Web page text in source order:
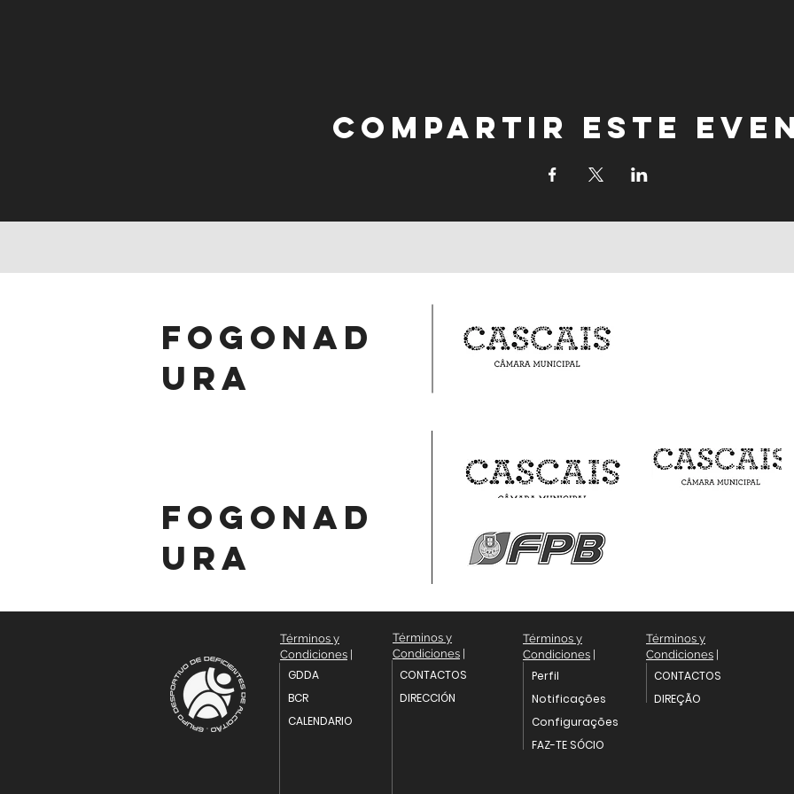
Compartir este
fogonad
ura
fogonad
ura
GDDA
BCR
CALENDARIO
CONTACTOS
DIRECCIÓN
Términos y
Condiciones
Términos y
Condiciones
Términos y
Condiciones
Perfil
Notificações
Configurações
FAZ-TE SÓCIO
Términos y
Condiciones
CONTACTOS
DIREÇÃO